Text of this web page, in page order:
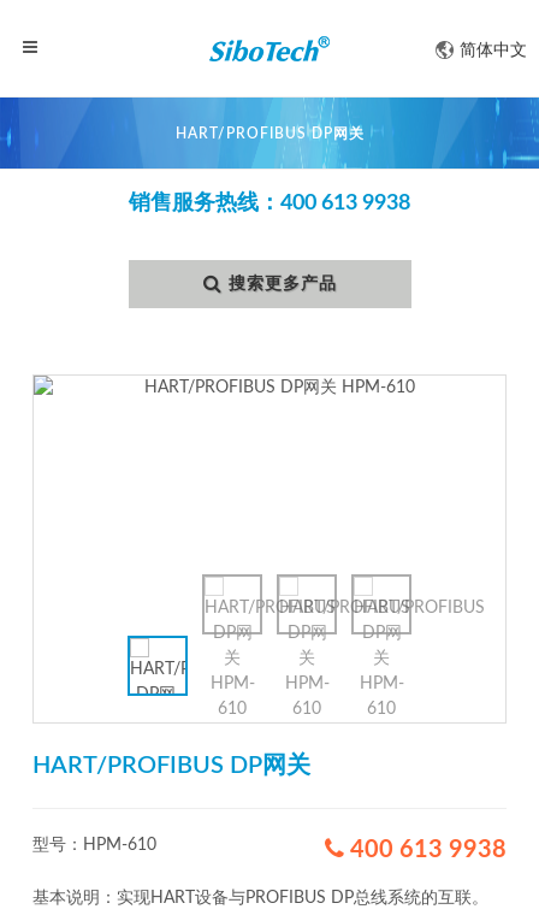
简体中文
HART/PROFIBUS DP网关
销售服务热线：400 613 9938
搜索更多产品
HART/PROFIBUS DP网关
型号：HPM-610 400 613 9938
基本说明：实现HART设备与PROFIBUS DP总线系统的互联。